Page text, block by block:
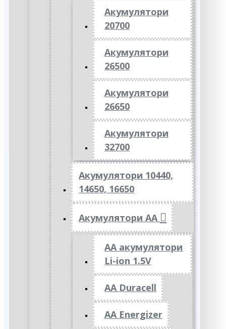
Акумулятори
20700
Акумулятори
26500
Акумулятори
26650
Акумулятори
32700
Акумулятори 10440,
14650, 16650
Акумулятори АА
AA акумулятори
Li-ion 1.5V
AA Duracell
AA Energizer